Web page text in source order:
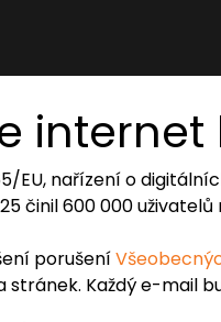
EU, nařízení o
činil 600 000
porušení
Každý e-mail